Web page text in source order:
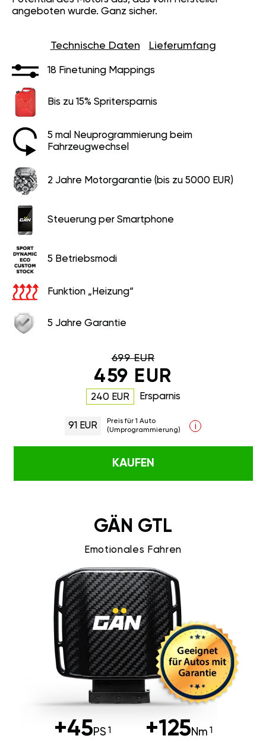
angeboten wurde. Ganz sicher.
Technische Daten Lieferumfang
18 Finetuning Mappings
Bis zu 15% Spritersparnis
5 mal Neuprogrammierung beim
Fahrzeugwechsel
2 Jahre Motorgarantie (bis zu 5000 EUR)
Steuerung per Smartphone
5 Betriebsmodi
Funktion „Heizung“
5 Jahre Garantie
699 EUR
459 EUR
240 EUR Ersparnis
91 EUR
Preis für 1 Auto
(Umprogrammierung)
i
KAUFEN
GÄN GTL
Emotionales Fahren
+45PS +125Nm